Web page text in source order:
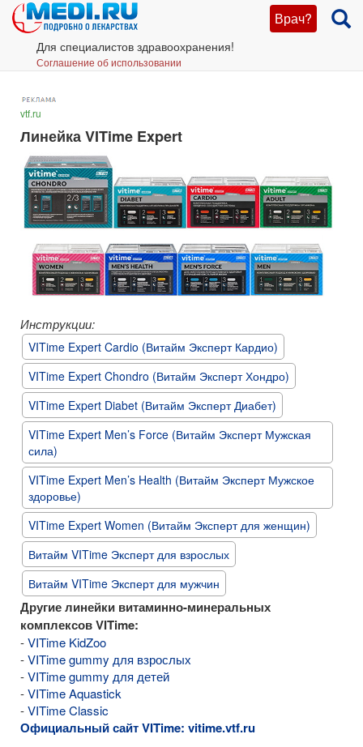
Врач?
Для специалистов здравоохранения!
Соглашение об использовании
vtf.ru
Линейка VITime Expert
Инструкции:
VITime Expert Cardio (Витайм Эксперт Кардио)
VITime Expert Chondro (Витайм Эксперт Хондро)
VITime Expert Diabet (Витайм Эксперт Диабет)
VITime Expert Men’s Force (Витайм Эксперт Мужская
сила)
VITime Expert Men’s Health (Витайм Эксперт Мужское
здоровье)
VITime Expert Women (Витайм Эксперт для женщин)
Витайм VITime Эксперт для взрослых
Витайм VITime Эксперт для мужчин
Другие линейки витаминно-минеральных
комплексов VITime:
-VITime KidZoo
-VITime gummy для взрослых
-VITime gummy для детей
-VITime Aquastick
-VITime Classic
Официальный сайт VITime: vitime.vtf.ru